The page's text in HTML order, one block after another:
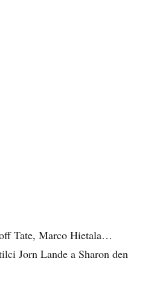
Tate, Marco Hietala…
Jorn Lande a Sharon den